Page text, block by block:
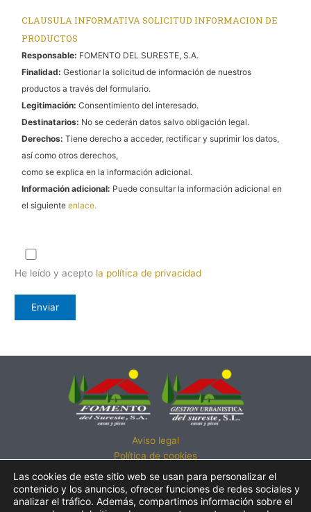
CLAUSULA INFORMATIVA SOLICITUD INFORMACION DE
PRODUCTOS
Responsable: FOMENTO DEL SURESTE, S.A.
Finalidad: Gestionar la solicitud de información de nuestros
productos a través del formulario.
Legitimación: Consentimiento del interesado.
Destinatarios: No se cederán datos salvo obligación legal.
Derechos: Tiene derecho a acceder, rectificar y suprimir los datos,
así como otros derechos,
como se explica en la información adicional.
Información adicional: Puede consultar la información adicional en
el siguiente enlace.
He leído y acepto la política de privacidad
Aviso legal
Política de cookies
Política de privacidad
Política de calidad
Atención al cliente
Las cookies de este sitio web se usan para personalizar el
contenido y los anuncios, ofrecer funciones de redes sociales y
analizar el tráfico. Además, compartimos información sobre el